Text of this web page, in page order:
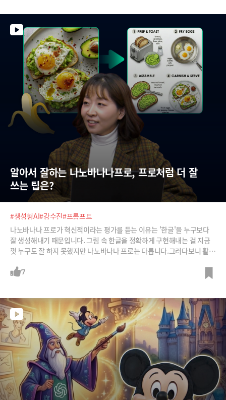
의 활용법을 확인하실 수 있습니다.
알아서 잘하는 나노바나나프로, 프로처럼 더 잘
쓰는 팁은?
#생성형AI#강수진#프롬프트
나노바나나 프로가 혁신적이라는 평가를 듣는 이유는 '한글'을 누구보다
잘 생성해내기 때문입니다. 그림 속 한글을 정확하게 구현해내는 걸 지금
껏 누구도 잘 하지 못했지만 나노바나나 프로는 다릅니다.그러다보니 활용
픽, 슬라이드 등 인간이 배경색 고르고, 표 그리고, 그림 그리고 했던 것들
무진하기 때문입니다. 프롬프팅으로 마법을 부리는 프롬프트 엔지니어 강
수진 박사가 일반인 수준에서 나노바나나프로를 스마트하게 쓸 수 있는 방
법을 쉽게 알려드립니다.
7